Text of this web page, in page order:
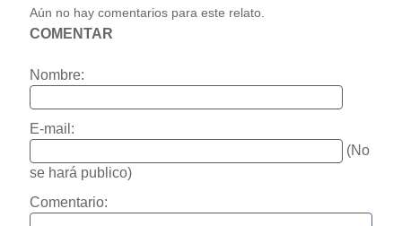
Aún no hay comentarios para este relato.
COMENTAR
Nombre:
E-mail:
(No
se hará publico)
Comentario: